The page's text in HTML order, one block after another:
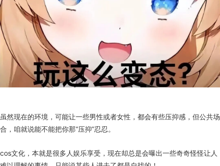
虽然现在的环境，可能让一些男性或者女性，都会有些压抑感，但公共场
合，咱就说能不能把你那“压抑”忍忍。
cos文化，本就是很多人娱乐享受，现在却总是会曝出一些奇奇怪怪让人